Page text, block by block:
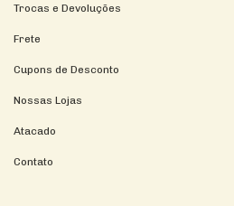
Trocas e Devoluções
Frete
Cupons de Desconto
Nossas Lojas
Atacado
Contato